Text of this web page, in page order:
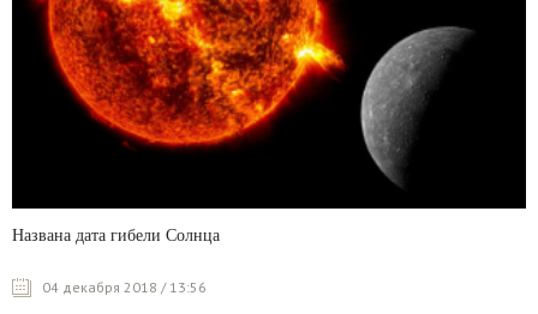
Названа дата гибели Солнца
04 декабря 2018 / 13:56